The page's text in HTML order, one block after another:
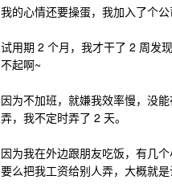
我的心情还要操蛋，我加入了个
试用期 2 个月，我才干了 2 周发
不起啊~
因为不加班，就嫌我效率慢，没
弄，我不定时弄了 2 天。
因为我在外边跟朋友吃饭，有几
要么把我工资给别人弄，大概就是